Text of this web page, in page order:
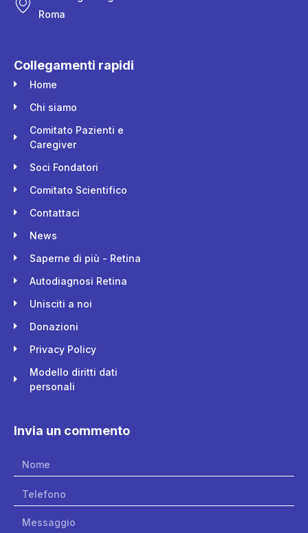
Roma
Collegamenti rapidi
Home
Chi siamo
Comitato Pazienti e
Caregiver
Soci Fondatori
Comitato Scientifico
Contattaci
News
Saperne di più - Retina
Autodiagnosi Retina
Unisciti a noi
Donazioni
Privacy Policy
Modello diritti dati
personali
Invia un commento